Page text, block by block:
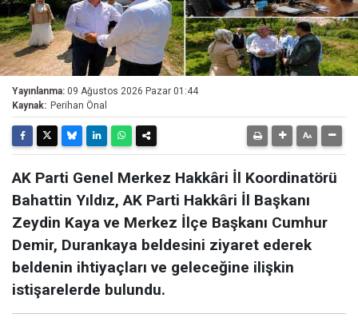
Yayınlanma: 09 Ağustos 2026 Pazar 01:44
Kaynak: Perihan Önal
AK Parti Genel Merkez Hakkâri İl Koordinatörü
Bahattin Yıldız, AK Parti Hakkâri İl Başkanı
Zeydin Kaya ve Merkez İlçe Başkanı Cumhur
Demir, Durankaya beldesini ziyaret ederek
beldenin ihtiyaçları ve geleceğine ilişkin
istişarelerde bulundu.